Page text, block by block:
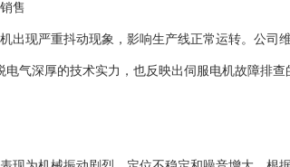
售
出现严重抖动现象，影响生产线正常运转。公司
气深厚的技术实力，也反映出伺服电机故障排查